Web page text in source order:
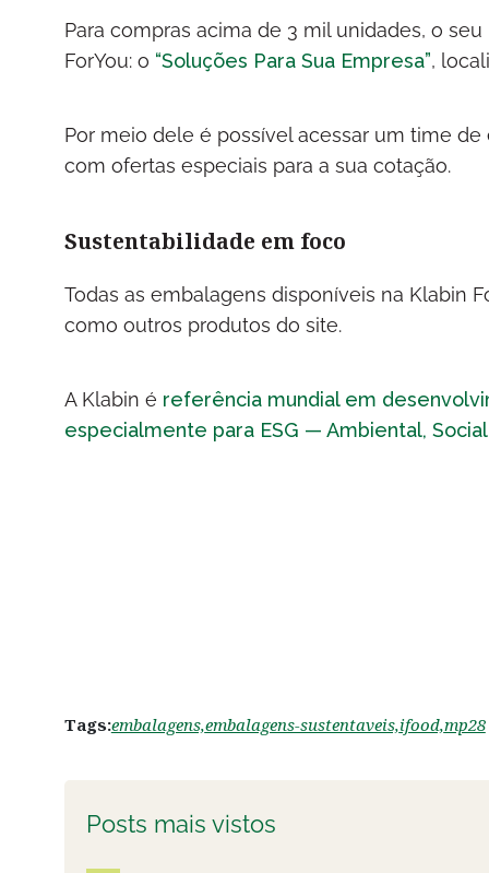
Para compras acima de 3 mil unidades, o
ForYou: o “Soluções Para Sua Empresa”,
Por meio dele é possível acessar um time
com ofertas especiais para a sua cotação.
Sustentabilidade em foco
Todas as embalagens disponíveis na Klabin
como outros produtos do site.
A Klabin é referência mundial em
especialmente para ESG — Ambiental,
Tags:embalagens,embalagens-sustentaveis,ifood,mp28
Posts mais vistos